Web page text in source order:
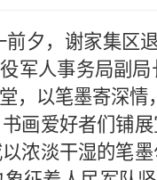
前夕 ， 谢家集区
军人事务局副
，以笔墨寄深情
画爱好者们铺
浓淡干湿的笔